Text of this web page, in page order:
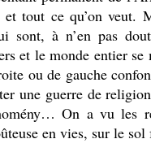
et tout ce qu’on veut.
sont, à n’en pas
et le monde entier se
ou de gauche
une guerre de
On a vu les
en vies, sur le sol